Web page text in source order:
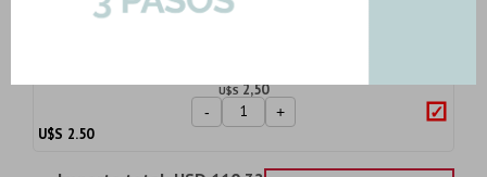
Pastina Color Blanco Alta Absorcion
U$S 2,50
- +
U$S 2.50